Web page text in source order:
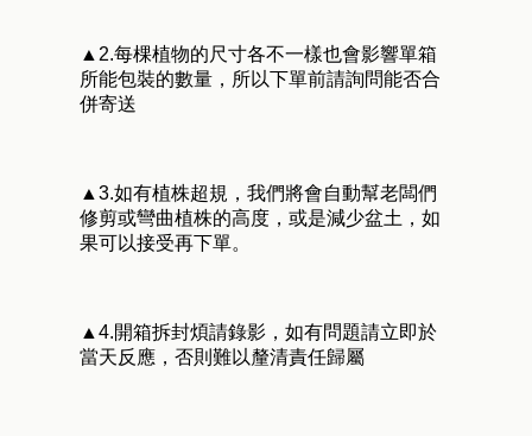
▲2.每棵植物的尺寸各不一樣也會影響單箱
所能包裝的數量，所以下單前請詢問能否合
併寄送
▲3.如有植株超規，我們將會自動幫老闆們
修剪或彎曲植株的高度，或是減少盆土，如
果可以接受再下單。
▲4.開箱拆封煩請錄影，如有問題請立即於
當天反應，否則難以釐清責任歸屬